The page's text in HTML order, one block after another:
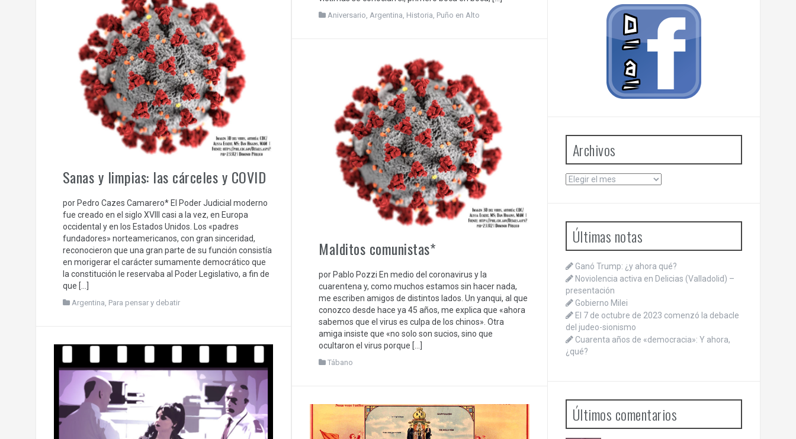
Aniversario, Argentina, Historia, Puño en Alto
Sanas y limpias: las cárceles y COVID
por Pedro Cazes Camarero* El Poder Judicial moderno
fue creado en el siglo XVIII casi a la vez, en Europa
occidental y en los Estados Unidos. Los «padres
fundadores» norteamericanos, con gran sinceridad,
reconocieron que una gran parte de su función consistía
en morigerar el carácter sumamente democrático que
la constitución le reservaba al Poder Legislativo, a fin de
que […]
Argentina Para pensar y debatir
Malditos comunistas*
por Pablo Pozzi En medio del coronavirus y la
cuarentena y, como muchos estamos sin hacer nada,
me escriben amigos de distintos lados. Un yanqui, al que
conozco desde hace ya 45 años, me explica que «ahora
sabemos que el virus es culpa de los chinos». Otra
amiga insiste que «no solo son sucios, sino que
ocultaron el virus porque […]
Tábano
Archivos
Archivos
Últimas notas
Ganó Trump: ¿y ahora qué?
Noviolencia activa en Delicias (Valladolid) –
presentación
Gobierno Milei
El 7 de octubre de 2023 comenzó la debacle
del judeo-sionismo
Cuarenta años de «democracia»: Y ahora,
¿qué?
Últimos comentarios